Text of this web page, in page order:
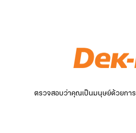
ตรวจสอบว่าคุณเป็นมนุษย์ด้วยการ